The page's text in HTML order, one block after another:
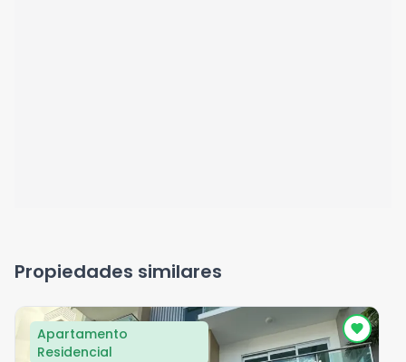
Propiedades similares
Apartamento
Residencial